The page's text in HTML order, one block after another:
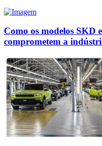
Como os modelos SKD
comprometem a